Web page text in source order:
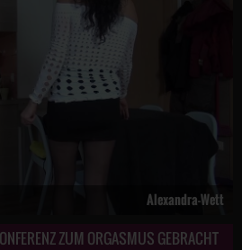
Alexandra-Wett
ZUM ORGASMUS GEBRACHT